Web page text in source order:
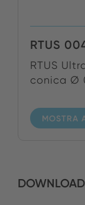
RTUS
RTUS
conica Ø
MOSTRA